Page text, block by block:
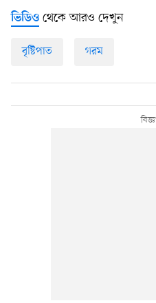
ভিডিও থেকে আরও দেখুন
বৃষ্টিপাত গরম